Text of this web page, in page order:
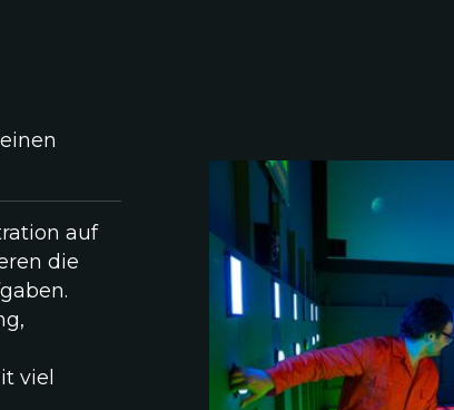
auf
die
viel